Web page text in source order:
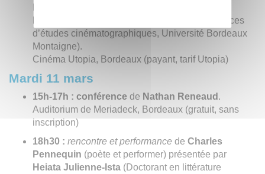
(maîtresse de conférences
d’études cinématographiques, Université Bordeaux
Montaigne).
Cinéma Utopia, Bordeaux (payant, tarif Utopia)
Mardi 11 mars
15h-17h : conférence de Nathan Reneaud .
Auditorium de Meriadeck, Bordeaux (gratuit, sans
inscription)
18h30 : rencontre et performance de Charles
Pennequin (poète et performer) présentée par
Heiata Julienne-Ista (Doctorant en littérature